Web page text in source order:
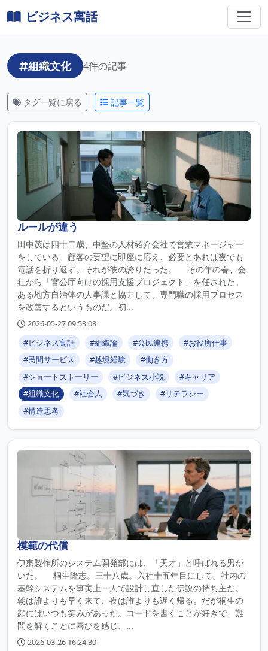
ビジネス寓話
組織文化 4件の記事
タグ一覧に戻る 記事一覧
ルールが違う
田中茂は四十二歳、中堅の人材紹介会社で営業マネージャー
をしている。顧客の要望に即座に応え、必要とあれば夜でも
電話を折り返す。それが彼の誇りだった。 その年の春、会
社から「官公庁向けの採用支援プロジェクト」を任された。
ある地方自治体の人事課と協力して、専門職の採用プロセス
を改善するというものだ。初...
2026-05-27 09:53:08
#ビジネス寓話
#組織論 #公民連携
#お役所仕事
#民間サービス
#越境経験
#働き方
#ショートストーリー
#ビジネス小説
#キャリア
#組織文化
#社会人 #気づき
#リテラシー
#構造思考
模範の代償
伊東製作所のシステム開発部には、「天才」と呼ばれる男が
いた。 桐生隆志。三十八歳。入社十五年目にして、社内の
基幹システムを事実上一人で設計し直した伝説の持ち主だ。
朝は誰よりも早く来て、夜は誰よりも遅く帰る。だが桐生の
顔にはいつも笑みがあった。コードを書くことが好きで、難
問を解くことに喜びを感じ、...
2026-03-26 16:24:30